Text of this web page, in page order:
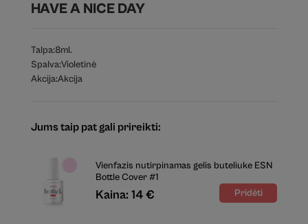
HAVE A NICE DAY
Talpa:8ml.
Spalva:Violetinė
Akcija:Akcija
Jums taip pat gali prireikti:
Vienfazis nutirpinamas gelis buteliuke ESN
Bottle Cover #1
Kaina: 14 €